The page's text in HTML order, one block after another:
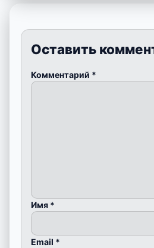
Оставить
Комментарий *
Имя *
Email *